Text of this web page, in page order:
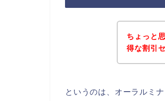
ちょっと
得な割引
というのは、オーラルミ